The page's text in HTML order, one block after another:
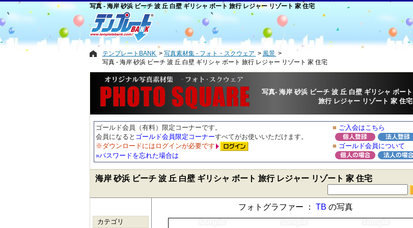
写真 - 海岸 砂浜 ビーチ 波 丘 白壁 ギリシャ ボート 旅行 レジャー リゾート 家 住宅
テンプレートBANK 写真素材集 - フォト・スクウェア
風景
写真 - 海岸 砂浜 ビーチ 波 丘 白壁 ギリシャ ボート 旅行 レジャー リゾート 家 住宅
写真- 海岸 砂浜 ビーチ 波 丘 白壁 ギリシャ ボート
旅行 レジャー リゾート 家 住宅
ゴールド会員（有料）限定コーナーです。
会員になると ゴールド会員限定コーナーすべてがお使いいただけます。
※ダウンロードにはログインが必要です
»パスワードを忘れた場合は
■ ご入会はこちら
■ ゴールド会員について
海岸 砂浜 ビーチ 波 丘 白壁 ギリシャ ボート 旅行 レジャー リゾート 家 住宅
フォトグラファー ： TB の写真
カテゴリ